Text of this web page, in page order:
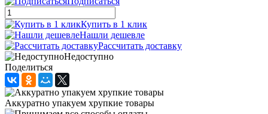
Купить в 1 клик
Нашли дешевле
Рассчитать доставку
Недоступно
Поделиться
Аккуратно упакуем хрупкие товары